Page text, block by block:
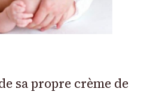
sa propre crème de